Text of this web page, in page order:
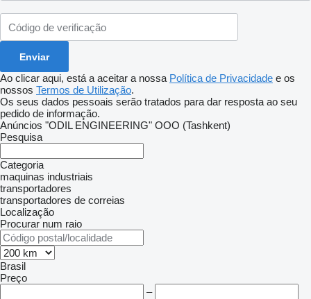
Ao clicar aqui, está a aceitar a nossa Política de Privacidade e os
nossos Termos de Utilização.
Os seus dados pessoais serão tratados para dar resposta ao seu
pedido de informação.
Anúncios "ODIL ENGINEERING" OOO (Tashkent)
Pesquisa
Categoria
maquinas industriais
transportadores
transportadores de correias
Localização
Procurar num raio
Brasil
Preço
–